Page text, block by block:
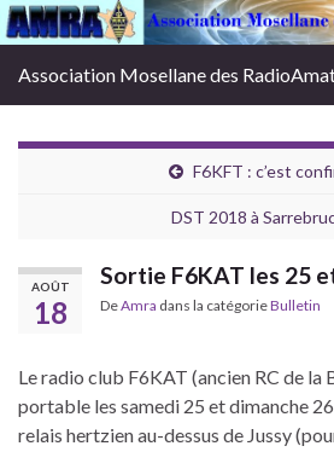
Association Mosellane des
F6KFT : c’est
DST 2018 à
AOÛT
18
Sortie F6KAT les 25
DeAmra dans la catégorieBulletin
Le radio club F6KAT (ancien RC de la
portable les samedi 25 et dimanche
relais hertzien au-dessus de Jussy